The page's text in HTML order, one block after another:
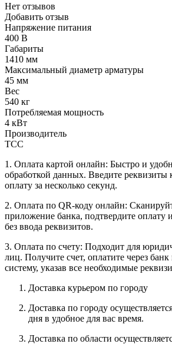
Нет отзывов
Добавить отзыв
Напряжение питания
400 В
Габариты
1410 мм
Максимальный диаметр арматуры
45 мм
Вес
540 кг
Потребляемая мощность
4 кВт
Производитель
ТСС
1. Оплата картой онлайн: Быстро и
обработкой данных. Введите реквизиты
оплату за несколько секунд.
2. Оплата по QR-коду онлайн:
приложение банка, подтвердите оплату
без ввода реквизитов.
3. Оплата по счету: Подходит для
лиц. Получите счет, оплатите через
систему, указав все необходимые
Доставка курьером по городу
Доставка по городу
дня в удобное для вас время.
Доставка по области